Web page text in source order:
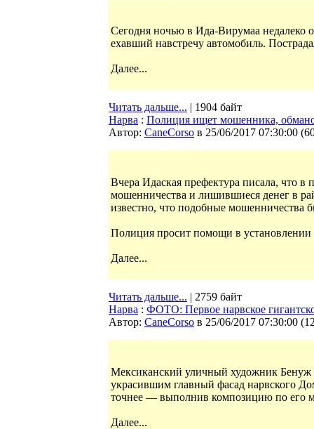
Сегодня ночью в Ида-Вирумаа недалеко
ехавший навстречу автомобиль.
Далее...
Читать дальше... | 1904 байт
Нарва : Полиция ищет мошенника,
Автор: CaneCorso в 25/06/2017 07:30:00 (
Вчера Идаская префектура писала, что в
мошенничества и лишившиеся денег в
известно, что подобные мошенничества
Полиция просит помощи в
Далее...
Читать дальше... | 2759 байт
Нарва : ФОТО: Первое нарвское
Автор: CaneCorso в 25/06/2017 07:30:00 (
Мексиканский уличный художник Бенуж
украсившим главный фасад нарвского
точнее — выполнив композицию по его
Далее...